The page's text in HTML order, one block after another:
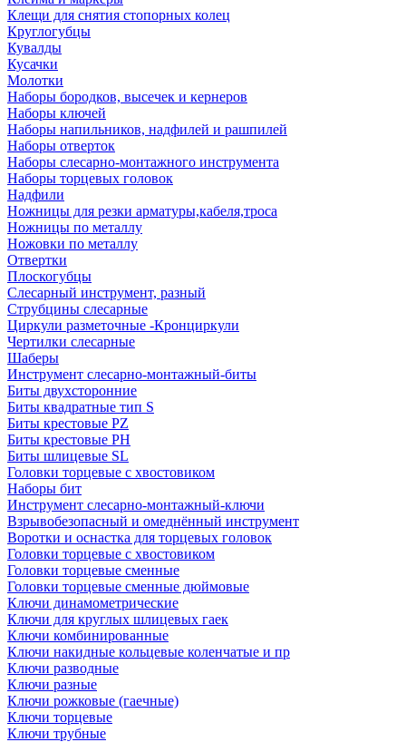
Клещи для снятия стопорных колец
Круглогубцы
Кувалды
Кусачки
Молотки
Наборы бородков, высечек и кернеров
Наборы ключей
Наборы напильников, надфилей и рашпилей
Наборы отверток
Наборы слесарно-монтажного инструмента
Наборы торцевых головок
Надфили
Ножницы для резки арматуры,кабеля,троса
Ножницы по металлу
Ножовки по металлу
Отвертки
Плоскогубцы
Слесарный инструмент, разный
Струбцины слесарные
Циркули разметочные -Кронциркули
Чертилки слесарные
Шаберы
Инструмент слесарно-монтажный-биты
Биты двухсторонние
Биты квадратные тип S
Биты крестовые РZ
Биты крестовые РН
Биты шлицевые SL
Головки торцевые с хвостовиком
Наборы бит
Инструмент слесарно-монтажный-ключи
Взрывобезопасный и омеднённый инструмент
Воротки и оснаcтка для торцевых головок
Головки торцевые с хвостовиком
Головки торцевые сменные
Головки торцевые сменные дюймовые
Ключи динамометрические
Ключи для круглых шлицевых гаек
Ключи комбинированные
Ключи накидные кольцевые коленчатые и пр
Ключи разводные
Ключи разные
Ключи рожковые (гаечные)
Ключи торцевые
Ключи трубные